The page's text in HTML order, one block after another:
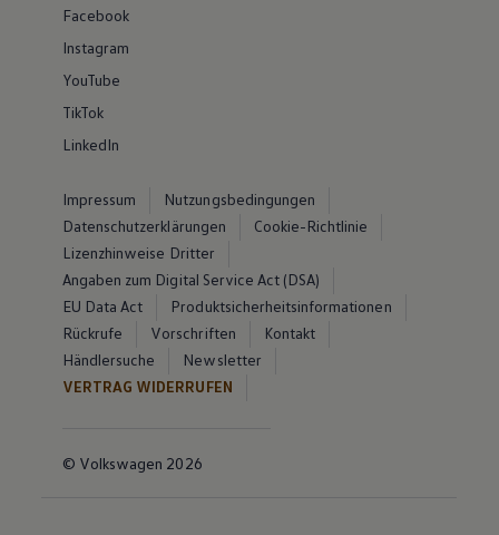
Facebook
Instagram
YouTube
TikTok
LinkedIn
Impressum
Nutzungsbedingungen
Datenschutzerklärungen
Cookie-Richtlinie
Lizenzhinweise Dritter
Angaben zum Digital Service Act (DSA)
EU Data Act
Produktsicherheitsinformationen
Rückrufe
Vorschriften
Kontakt
Händlersuche
Newsletter
VERTRAG WIDERRUFEN
© Volkswagen 2026